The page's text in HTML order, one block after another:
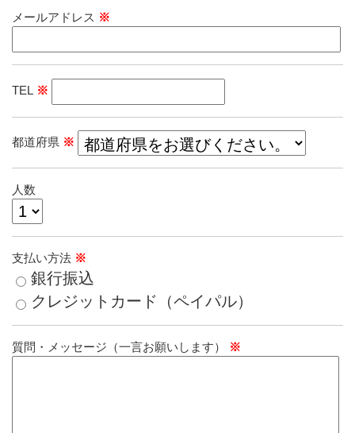
メールアドレス ※
TEL ※
都道府県 ※
人数
支払い方法 ※
銀行振込
クレジットカード（ペイパル）
質問・メッセージ（一言お願いします） ※